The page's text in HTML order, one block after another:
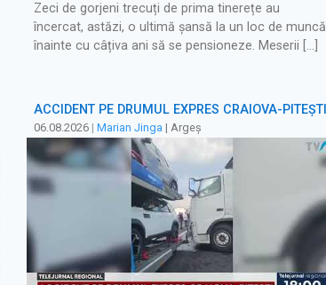
Zeci de gorjeni trecuți de prima tinerețe au
încercat, astăzi, o ultimă șansă la un loc de muncă
înainte cu câțiva ani să se pensioneze. Meserii […]
ACCIDENT PE DRUMUL EXPRES CRAIOVA-PITEȘTI
06.08.2026 | Marian Jinga | Argeș